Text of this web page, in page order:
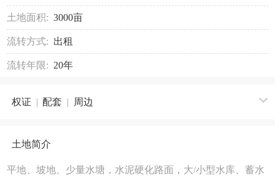
土地面积: 3000亩
流转方式: 出租
流转年限: 20年
权证 | 配套 | 周边
土地简介
平地、坡地、少量水塘，水泥硬化路面，大/小型水库、蓄水